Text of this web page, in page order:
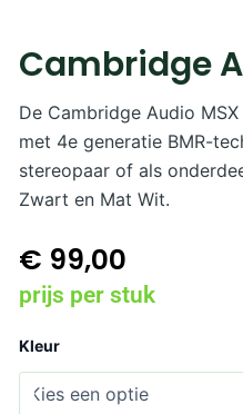
Cambridge
De Cambridge Audio
met 4e generatie BMR-
stereopaar of als
Zwart en Mat Wit.
€ 99,00
prijs per stuk
Kleur
Cambridge
Audio
10